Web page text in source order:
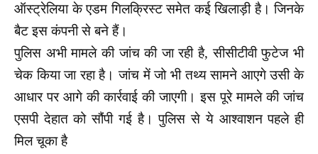
ऑस्ट्रेलिया के एडम गिलक्रिस्ट समेत कई खिलाड़ी है। जिनके
बैट इस कंपनी से बने हैं।
पुलिस अभी मामले की जांच की जा रही है, सीसीटीवी फुटेज भी
चेक किया जा रहा है। जांच में जो भी तथ्य सामने आएगे उसी के
आधार पर आगे की कार्रवाई की जाएगी। इस पूरे मामले की जांच
एसपी देहात को सौंपी गई है। पुलिस से ये आश्वाशन पहले ही
मिल चूका है